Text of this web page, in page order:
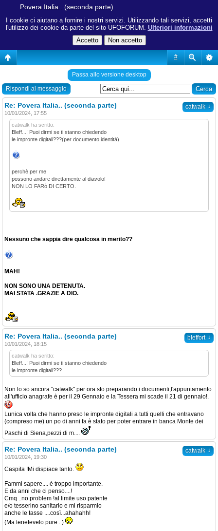
I cookie ci aiutano a fornire i nostri servizi. Utilizzando tali servizi, accetti
l'utilizzo dei cookie da parte del sito UFOFORUM. Ulteriori informazioni
#
Povera Italia.. (seconda parte)
Passa allo versione desktop
Rispondi al messaggio
catwalk ↓
Re: Povera Italia.. (seconda parte)
10/01/2024, 17:55
catwalk ha scritto:
Bleff...! Puoi dirmi se ti stanno chiedendo
le impronte digitali???(per documento identità)
perchè per me
possono andare direttamente al diavolo!
NON LO FARò DI CERTO.
Nessuno che sappia dire qualcosa in merito??
MAH!
NON SONO UNA DETENUTA.
MAI STATA .GRAZIE A DIO.
bleffort ↓
Re: Povera Italia.. (seconda parte)
10/01/2024, 18:15
catwalk ha scritto:
Bleff...! Puoi dirmi se ti stanno chiedendo
le impronte digitali???
Non lo so ancora "catwalk" per ora sto preparando i documenti,l'appuntamento
all'ufficio anagrafe è per il 29 Gennaio e la Tessera mi scade il 21 di gennaio!.
Lunica volta che hanno preso le impronte digitali a tutti quelli che entravano
(compreso me) un po di anni fa è stato per poter entrare in banca Monte dei
Paschi di Siena,pezzi di m....
catwalk ↓
Re: Povera Italia.. (seconda parte)
10/01/2024, 19:30
Caspita !Mi dispiace tanto.
Fammi sapere.... è troppo importante.
E da anni che ci penso....!
Cmq ..no problem !al limite uso patente
e/o tesserino sanitario e mi risparmio
anche le tasse ....così...ahahahh!
(Ma tenetevelo pure . )